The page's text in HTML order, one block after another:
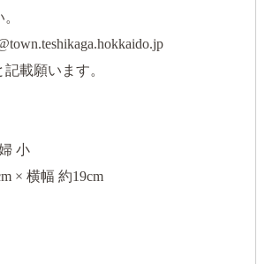
載願います。
小
× 横幅 約19cm